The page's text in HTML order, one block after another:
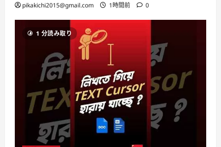
pikakichi2015@gmail.com 1時間前 0
1 分読み取り